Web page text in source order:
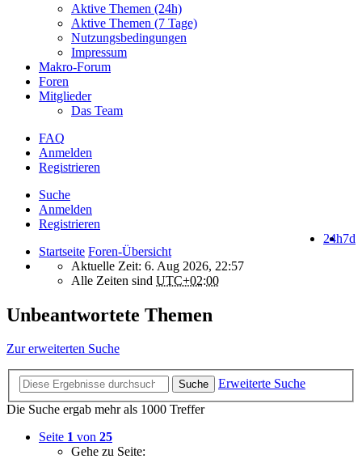
Aktive Themen (24h)
Aktive Themen (7 Tage)
Nutzungsbedingungen
Impressum
Makro-Forum
Foren
Mitglieder
Das Team
FAQ
Anmelden
Registrieren
Suche
Anmelden
Registrieren
7d
24h
Startseite Foren-Übersicht
Aktuelle Zeit: 6. Aug 2026, 22:57
Alle Zeiten sind UTC+02:00
Unbeantwortete Themen
Zur erweiterten Suche
Suche
Erweiterte Suche
Die Suche ergab mehr als 1000 Treffer
Seite 1 von 25
Gehe zu Seite: